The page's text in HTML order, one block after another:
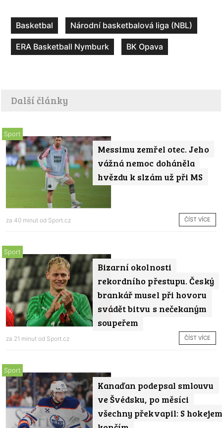
Basketbal Národní basketbalová liga (NBL)
ERA Basketball Nymburk BK Opava
Další články
Messimu zemřel otec. Jeho
vážná nemoc doháněla
hvězdu k slzám už při MS
Sport
za 40 minut od Sport.cz ČÍST VÍCE
Bizarní okolnosti
rekordního přestupu. Český
brankář musel při hovoru
svádět bitvu s nečekaným
soupeřem
Sport
za 21 minut od Sport.cz ČÍST VÍCE
Kanaďan podepsal smlouvu
ve Švédsku, po měsíci
všechny překvapil: S hokejem
Sport